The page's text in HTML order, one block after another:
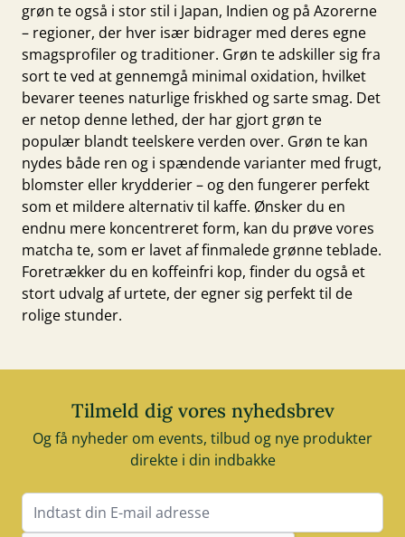
grøn te også i stor stil i Japan, Indien og på Azorerne
– regioner, der hver især bidrager med deres egne
smagsprofiler og traditioner. Grøn te adskiller sig fra
sort teved at gennemgå minimal oxidation, hvilket
bevarer teenes naturlige friskhed og sarte smag. Det
er netop denne lethed, der har gjort grøn te
populær blandt teelskere verden over. Grøn te kan
nydes både ren og i spændende varianter med frugt,
blomster eller krydderier – og den fungerer perfekt
som et mildere alternativ til kaffe. Ønsker du en
endnu mere koncentreret form, kan du prøve vores
matcha te, som er lavet af finmalede grønne teblade.
Foretrækker du en koffeinfri kop, finder du også et
stort udvalg afurtete, der egner sig perfekt til de
rolige stunder.
Tilmeld dig vores nyhedsbrev
Og få nyheder om events, tilbud og nye produkter
direkte i din indbakke